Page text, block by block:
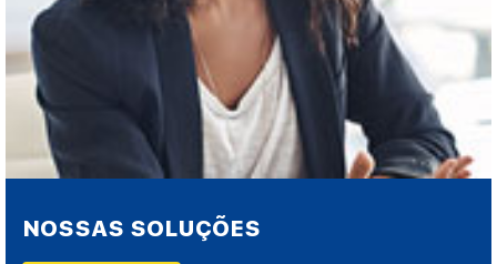
NOSSAS SOLUÇÕES